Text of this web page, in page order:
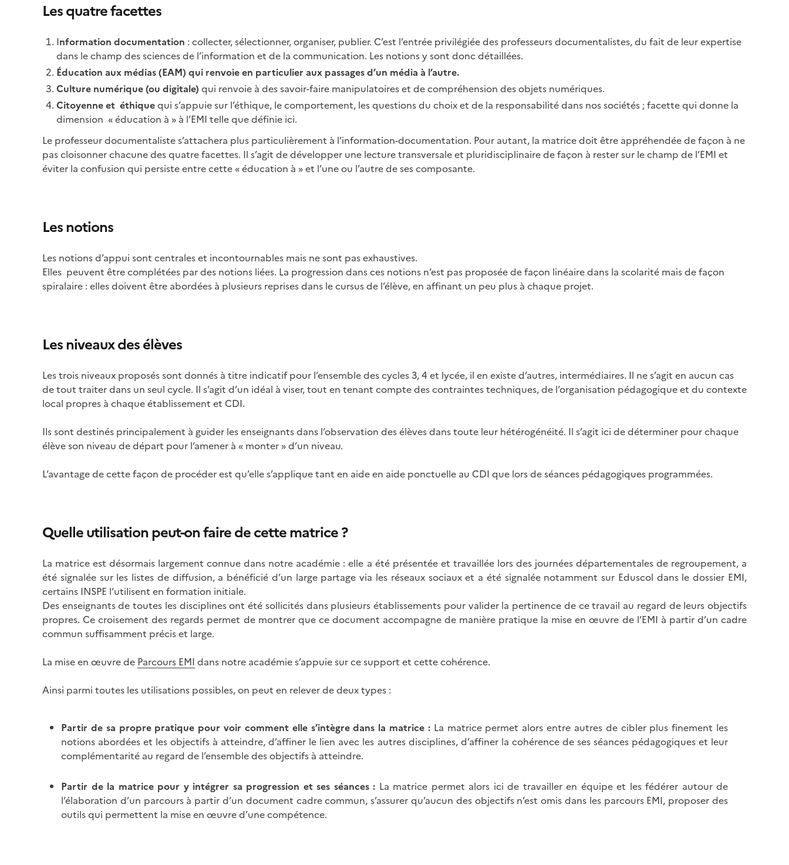
Les quatre facettes
Information documentation : collecter, sélectionner, organiser, publier. C’est l’entrée privilégiée des professeurs documentalistes, du fait de leur expertise
dans le champ des sciences de l’information et de la communication. Les notions y sont donc détaillées.
Éducation aux médias (EAM) qui renvoie en particulier aux passages d’un média à l’autre.
Culture numérique (ou digitale) qui renvoie à des savoir-faire manipulatoires et de compréhension des objets numériques.
Citoyenne et éthiquequi s’appuie sur l’éthique, le comportement, les questions du choix et de la responsabilité dans nos sociétés ; facette qui donne la
dimension « éducation à » à l’EMI telle que définie ici.
Le professeur documentaliste s’attachera plus particulièrement à l’information-documentation. Pour autant, la matrice doit être appréhendée de façon à ne
pas cloisonner chacune des quatre facettes. Il s’agit de développer une lecture transversale et pluridisciplinaire de façon à rester sur le champ de l’EMI et
éviter la confusion qui persiste entre cette « éducation à » et l’une ou l’autre de ses composante.
Les notions
Les notions d’appui sont centrales et incontournables mais ne sont pas exhaustives.
Elles peuvent être complétées par des notions liées. La progression dans ces notions n’est pas proposée de façon linéaire dans la scolarité mais de façon
spiralaire : elles doivent être abordées à plusieurs reprises dans le cursus de l’élève, en affinant un peu plus à chaque projet.
Les niveaux des élèves
Les trois niveaux proposés sont donnés à titre indicatif pour l’ensemble des cycles 3, 4 et lycée, il en existe d’autres, intermédiaires. Il ne s’agit en aucun cas
de tout traiter dans un seul cycle. Il s’agit d’un idéal à viser, tout en tenant compte des contraintes techniques, de l’organisation pédagogique et du contexte
local propres à chaque établissement et CDI.
Ils sont destinés principalement à guider les enseignants dans l’observation des élèves dans toute leur hétérogénéité. Il s’agit ici de déterminer pour chaque
élève son niveau de départ pour l’amener à « monter » d’un niveau.
L’avantage de cette façon de procéder est qu’elle s’applique tant en aide en aide ponctuelle au CDI que lors de séances pédagogiques programmées.
Quelle utilisation peut-on faire de cette matrice ?
La matrice est désormais largement connue dans notre académie : elle a été présentée et travaillée lors des journées départementales de regroupement, a
été signalée sur les listes de diffusion, a bénéficié d’un large partage via les réseaux sociaux et a été signalée notamment sur Eduscol dans le dossier EMI,
certains INSPE l’utilisent en formation initiale.
Des enseignants de toutes les disciplines ont été sollicités dans plusieurs établissements pour valider la pertinence de ce travail au regard de leurs objectifs
propres. Ce croisement des regards permet de montrer que ce document accompagne de manière pratique la mise en œuvre de l’EMI à partir d’un cadre
commun suffisamment précis et large.
La mise en œuvre de Parcours EMI dans notre académie s’appuie sur ce support et cette cohérence.
Ainsi parmi toutes les utilisations possibles, on peut en relever de deux types :
Partir de sa propre pratique pour voir comment elle s’intègre dans la matrice : La matrice permet alors entre autres de cibler plus finement les
notions abordées et les objectifs à atteindre, d’affiner le lien avec les autres disciplines, d’affiner la cohérence de ses séances pédagogiques et leur
complémentarité au regard de l’ensemble des objectifs à atteindre.
Partir de la matrice pour y intégrer sa progression et ses séances : La matrice permet alors ici de travailler en équipe et les fédérer autour de
l’élaboration d’un parcours à partir d’un document cadre commun, s’assurer qu’aucun des objectifs n’est omis dans les parcours EMI, proposer des
outils qui permettent la mise en œuvre d’une compétence.